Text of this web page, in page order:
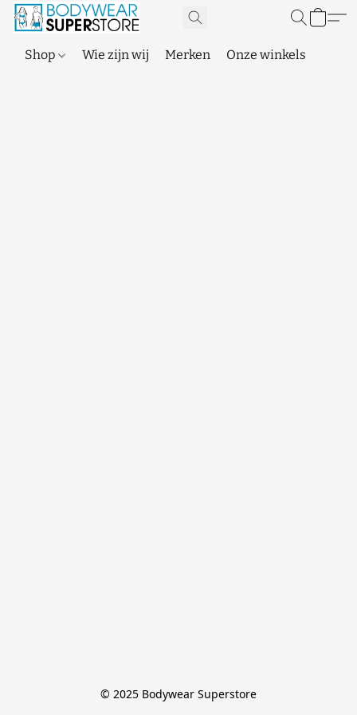
Shop Wie zijn wij Merken Onze winkels
© 2025 Bodywear Superstore